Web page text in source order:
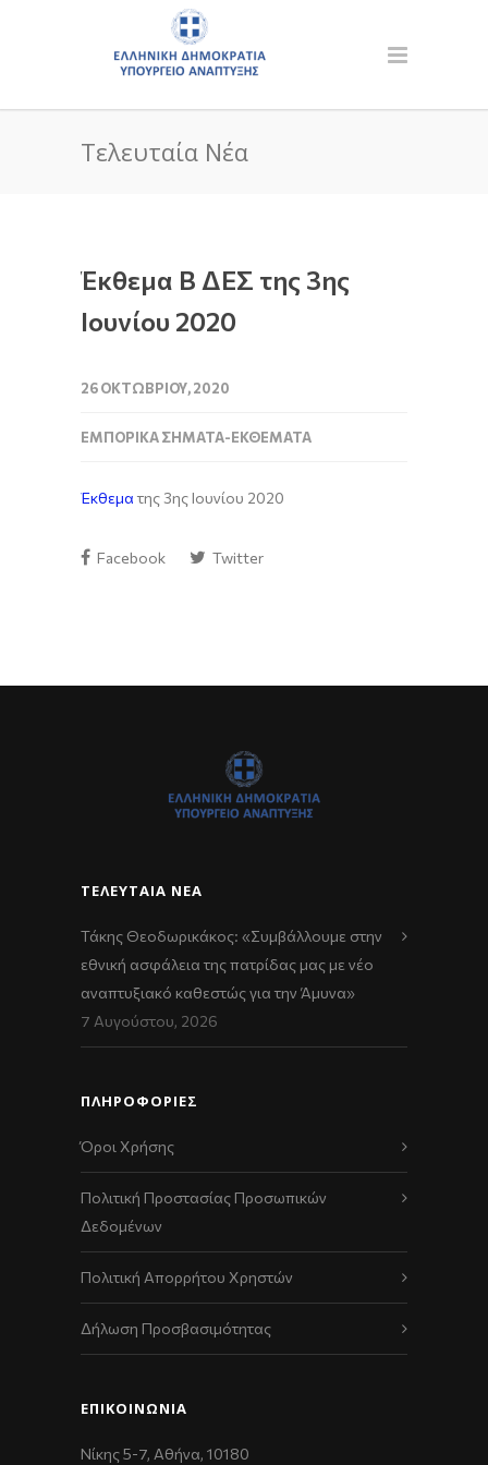
Τελευταία Νέα
Έκθεμα Β ΔΕΣ της 3ης
Ιουνίου 2020
26 ΟΚΤΩΒΡΊΟΥ, 2020
ΕΜΠΟΡΙΚΆ ΣΉΜΑΤΑ-ΕΚΘΈΜΑΤΑ
Έκθεμα της 3ης Ιουνίου 2020
Facebook Twitter
ΤΕΛΕΥΤΑΊΑ ΝΈΑ
Τάκης Θεοδωρικάκος: «Συμβάλλουμε στην
εθνική ασφάλεια της πατρίδας μας με νέο
αναπτυξιακό καθεστώς για την Άμυνα»
7 Αυγούστου, 2026
ΠΛΗΡΟΦΟΡΙΕΣ
Όροι Χρήσης
Πολιτική Προστασίας Προσωπικών
Δεδομένων
Πολιτική Απορρήτου Χρηστών
Δήλωση Προσβασιμότητας
ΕΠΙΚΟΙΝΩΝΊΑ
Νίκης 5-7, Αθήνα, 10180